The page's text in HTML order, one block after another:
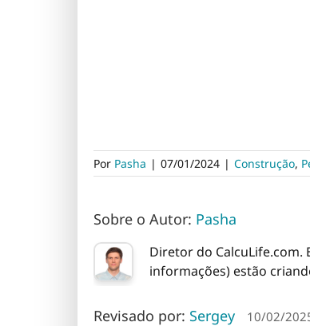
Por Pasha | 07/01/2024 | Construção,
Sobre o Autor: Pasha
Diretor do CalcuLife.com.
informações) estão
Revisado por: Sergey 10/02/